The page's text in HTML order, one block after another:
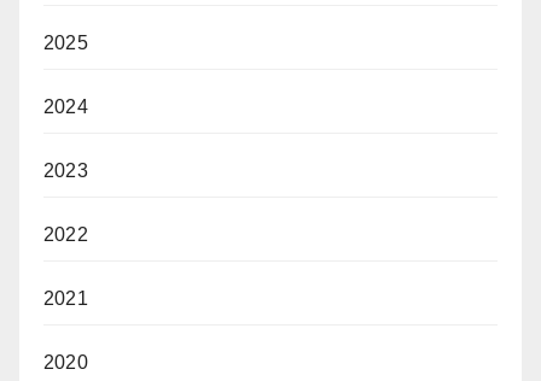
2025
2024
2023
2022
2021
2020